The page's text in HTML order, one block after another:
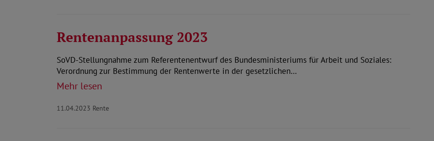
Rentenanpassung 2023
SoVD-Stellungnahme zum Referentenentwurf des Bundesministeriums für Arbeit und Soziales:
Verordnung zur Bestimmung der Rentenwerte in der gesetzlichen…
Mehr lesen
11.04.2023 Rente